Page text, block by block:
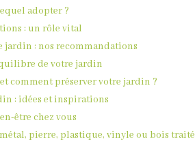
adopter ?
: un rôle vital
jardin : nos recommandations
de votre jardin
comment préserver votre jardin ?
: idées et inspirations
être chez vous
pierre, plastique, vinyle ou bois traité